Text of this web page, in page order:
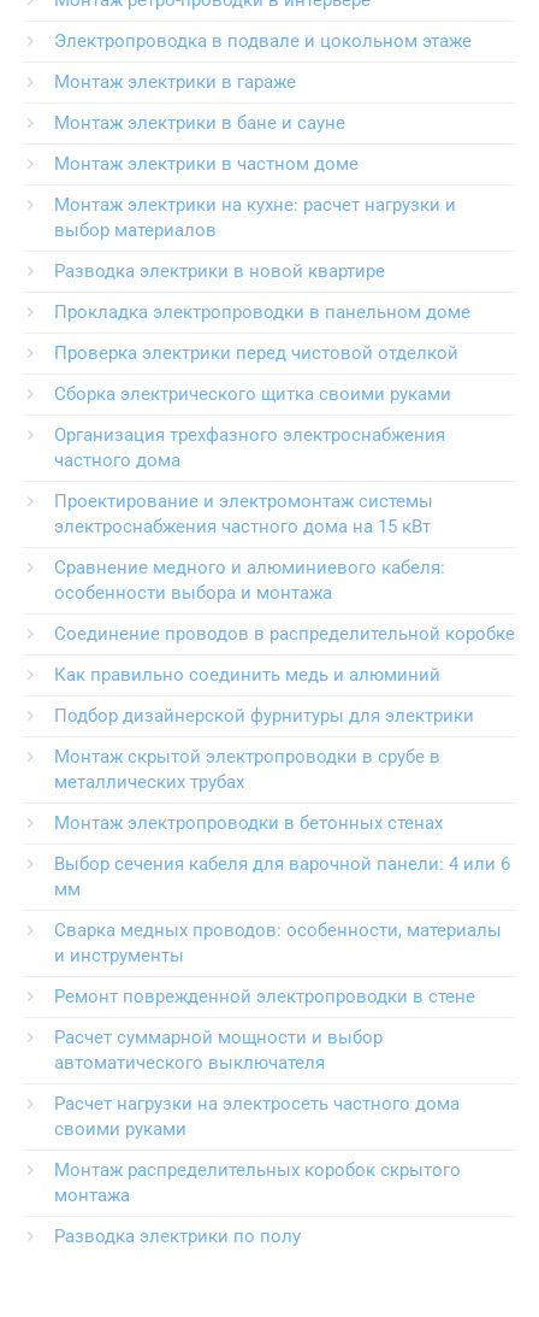
Электропроводка в подвале и цокольном этаже
Монтаж электрики в гараже
Монтаж электрики в бане и сауне
Монтаж электрики в частном доме
Монтаж электрики на кухне: расчет нагрузки и
выбор материалов
Разводка электрики в новой квартире
Прокладка электропроводки в панельном доме
Проверка электрики перед чистовой отделкой
Сборка электрического щитка своими руками
Организация трехфазного электроснабжения
частного дома
Проектирование и электромонтаж системы
электроснабжения частного дома на 15 кВт
Сравнение медного и алюминиевого кабеля:
особенности выбора и монтажа
Соединение проводов в распределительной коробке
Как правильно соединить медь и алюминий
Подбор дизайнерской фурнитуры для электрики
Монтаж скрытой электропроводки в срубе в
металлических трубах
Монтаж электропроводки в бетонных стенах
Выбор сечения кабеля для варочной панели: 4 или 6
мм
Сварка медных проводов: особенности, материалы
и инструменты
Ремонт поврежденной электропроводки в стене
Расчет суммарной мощности и выбор
автоматического выключателя
Расчет нагрузки на электросеть частного дома
своими руками
Монтаж распределительных коробок скрытого
монтажа
Разводка электрики по полу